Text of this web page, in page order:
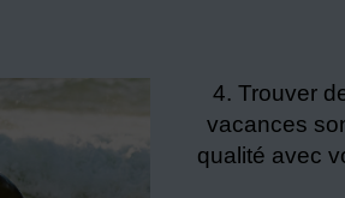
Trouver
vacances
qualité avec